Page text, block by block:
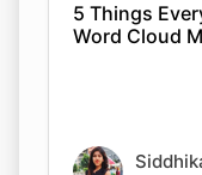
5 Things
Word Cloud